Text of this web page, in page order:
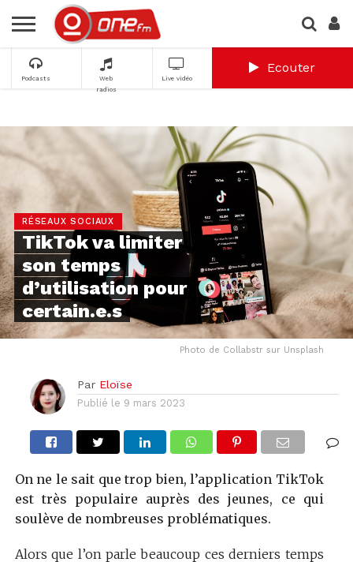
Podcasts
Web
radios
Live vidéo
Ecouter
RÉSEAUX SOCIAUX
TikTok va limiter
son temps
d’utilisation pour
certain.e.s
Photo de Collabstr sur Unsplash
Par Eloïse
Publié le 9 mars 2023
On ne le sait que trop bien, l’application TikTok
est très populaire auprès des jeunes, ce qui
soulève de nombreuses problématiques.
Alors que l’on parle beaucoup ces derniers temps